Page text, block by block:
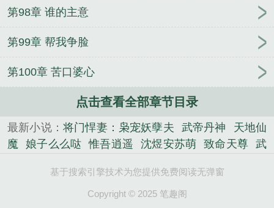
第98章 谁的主意
第99章 帮我争脸
第100章 苦口婆心
点击查看全部章节目录
最新小说： 将门悍妻：枭宠妖孽夫 武帝丹神
天地仙
魔
娘子么么哒 惟吾逍遥 沈煜安苏萌 致命天尊
武
虚拟游戏世界 亲爱的少帅大人 地球负能量
七界补全计划 一剑破道
鬼王娇妻，狠狠爱
基于搜索引擎技术为您提供免费阅读无弹窗
Copyright © 2025 笔趣阁